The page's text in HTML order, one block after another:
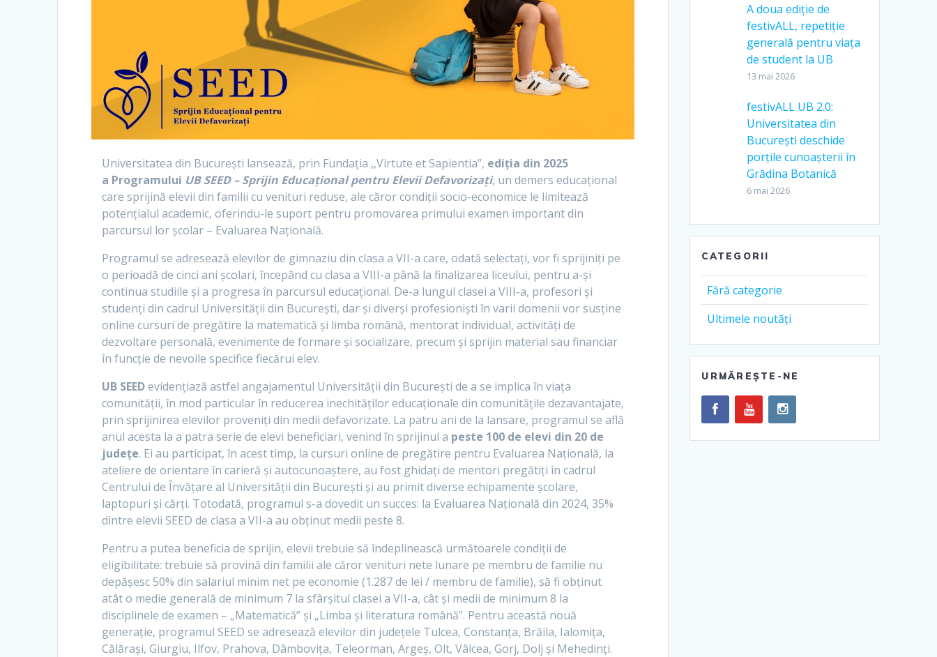
Universitatea din București lansează, prin Fundația ,,Virtute et Sapientia”, ediția din 2025
a Programului UB SEED – Sprijin Educațional pentru Elevii Defavorizați, un demers educațional
care sprijină elevii din familii cu venituri reduse, ale căror condiții socio-economice le limitează
potențialul academic, oferindu-le suport pentru promovarea primului examen important din
parcursul lor școlar – Evaluarea Națională.
Programul se adresează elevilor de gimnaziu din clasa a VII-a care, odată selectați, vor fi sprijiniți pe
o perioadă de cinci ani școlari, începând cu clasa a VIII-a până la finalizarea liceului, pentru a-și
continua studiile și a progresa în parcursul educațional. De-a lungul clasei a VIII-a, profesori și
studenți din cadrul Universității din București, dar și diverși profesioniști în varii domenii vor susține
online cursuri de pregătire la matematică și limba română, mentorat individual, activități de
dezvoltare personală, evenimente de formare și socializare, precum și sprijin material sau financiar
în funcție de nevoile specifice fiecărui elev.
UB SEEDevidențiază astfel angajamentul Universității din București de a se implica în viața
comunității, în mod particular în reducerea inechităților educaționale din comunitățile dezavantajate,
prin sprijinirea elevilor proveniți din medii defavorizate. La patru ani de la lansare, programul se află
anul acesta la a patra serie de elevi beneficiari, venind în sprijinul a peste 100 de elevi din 20 de
județe. Ei au participat, în acest timp, la cursuri online de pregătire pentru Evaluarea Națională, la
ateliere de orientare în carieră și autocunoaștere, au fost ghidați de mentori pregătiți în cadrul
Centrului de Învățare al Universității din București și au primit diverse echipamente școlare,
laptopuri și cărți. Totodată, programul s-a dovedit un succes: la Evaluarea Națională din 2024, 35%
dintre elevii SEED de clasa a VII-a au obținut medii peste 8.
Pentru a putea beneficia de sprijin, elevii trebuie să îndeplinească următoarele condiții de
eligibilitate: trebuie să provină din familii ale căror venituri nete lunare pe membru de familie nu
depășesc 50% din salariul minim net pe economie (1.287 de lei / membru de familie), să fi obținut
atât o medie generală de minimum 7 la sfârșitul clasei a VII-a, cât și medii de minimum 8 la
disciplinele de examen – „Matematică” și „Limba și literatura română”. Pentru această nouă
generație, programul SEED se adresează elevilor din județele Tulcea, Constanța, Brăila, Ialomița,
Călăraşi, Giurgiu, Ilfov, Prahova, Dâmbovița, Teleorman, Argeş, Olt, Vâlcea, Gorj, Dolj și Mehedinți.
A doua ediție de
festivALL, repetiție
generală pentru viața
de student la UB
13 mai 2026
festivALL UB 2.0:
Universitatea din
București deschide
porțile cunoașterii în
Grădina Botanică
6 mai 2026
CATEGORII
Fără categorie
Ultimele noutăți
URMĂREȘTE-NE